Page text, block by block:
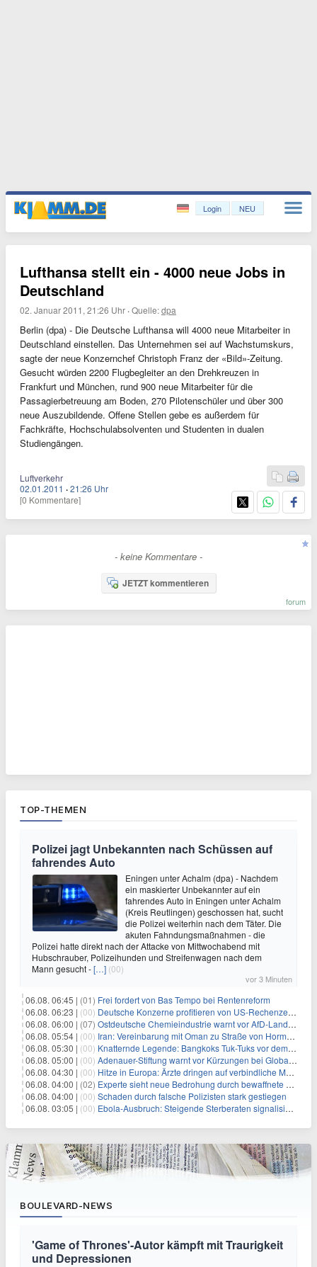
Login NEU
Lufthansa stellt ein - 4000 neue Jobs in
Deutschland
02. Januar 2011, 21:26 Uhr ·Quelle:dpa
Berlin (dpa) - Die Deutsche Lufthansa will 4000 neue Mitarbeiter in
Deutschland einstellen. Das Unternehmen sei auf Wachstumskurs,
sagte der neue Konzernchef Christoph Franz der «Bild»-Zeitung.
Gesucht würden 2200 Flugbegleiter an den Drehkreuzen in
Frankfurt und München, rund 900 neue Mitarbeiter für die
Passagierbetreuung am Boden, 270 Pilotenschüler und über 300
neue Auszubildende. Offene Stellen gebe es außerdem für
Fachkräfte, Hochschulabsolventen und Studenten in dualen
Studiengängen.
Luftverkehr
02.01.2011 ·21:26 Uhr
[0 Kommentare]
- keine Kommentare -
JETZT kommentieren
forum
TOP-THEMEN
Polizei jagt Unbekannten nach Schüssen auf
fahrendes Auto
Eningen unter Achalm (dpa) - Nachdem
ein maskierter Unbekannter auf ein
fahrendes Auto in Eningen unter Achalm
(Kreis Reutlingen) geschossen hat, sucht
die Polizei weiterhin nach dem Täter. Die
akuten Fahndungsmaßnahmen - die
Polizei hatte direkt nach der Attacke von Mittwochabend mit
Hubschrauber, Polizeihunden und Streifenwagen nach dem
Mann gesucht -[…] (00)
vor 3 Minuten
06.08. 06:45 | (01) Frei fordert von Bas Tempo bei Rentenreform
06.08. 06:23 | (00) Deutsche Konzerne profitieren von US-Rechenzentrums-Boom
06.08. 06:00 | (07) Ostdeutsche Chemieindustrie warnt vor AfD-Landesregierung
06.08. 05:54 | (00) Iran: Vereinbarung mit Oman zu Straße von Hormus fast fertig
06.08. 05:30 | (00) Knatternde Legende: Bangkoks Tuk-Tuks vor dem Aus?
06.08. 05:00 | (00) Adenauer-Stiftung warnt vor Kürzungen bei Globaler Gesundheit
06.08. 04:30 | (00) Hitze in Europa: Ärzte dringen auf verbindliche Maßnahmen
06.08. 04:00 | (02) Experte sieht neue Bedrohung durch bewaffnete Drohnen
06.08. 04:00 | (00) Schaden durch falsche Polizisten stark gestiegen
06.08. 03:05 | (00) Ebola-Ausbruch: Steigende Sterberaten signalisieren dringenden Bedarf an verbesserter Gesundheitsinfrastruktur
BOULEVARD-NEWS
'Game of Thrones'-Autor kämpft mit Traurigkeit
und Depressionen